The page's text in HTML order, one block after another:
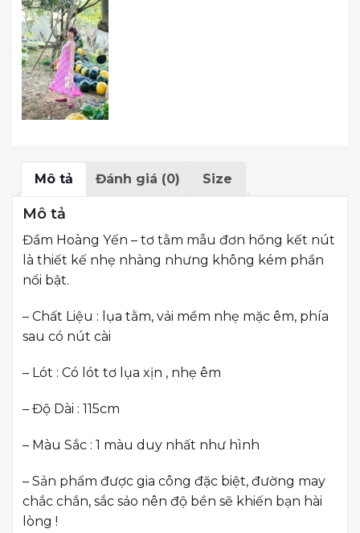
Mô tả Đánh giá (0) Size
Mô tả
Đầm Hoàng Yến – tơ tằm mẫu đơn hồng kết nút
là thiết kế nhẹ nhàng nhưng không kém phần
nổi bật.
– Chất Liệu : lụa tằm, vải mềm nhẹ mặc êm, phía
sau có nút cài
– Lót : Có lót tơ lụa xịn , nhẹ êm
– Độ Dài : 115cm
– Màu Sắc : 1 màu duy nhất như hình
– Sản phẩm được gia công đặc biệt, đường may
chắc chắn, sắc sảo nên độ bền sẽ khiến bạn hài
lòng !